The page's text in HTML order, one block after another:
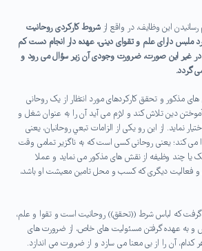
این وظایف، در واقع ازشروط کارکردی روحانیت
فرد ملبس دارای علم و تقوای دینی، عهده دار انجام دست کم
در غیر این صورت، ضرورت وجودی آن زیر سؤال می رود و
گردد.
مذکور و تحقق کارکردهای مورد انتظار از یک روحانی
دین تلاش کند و لازم می آید آن را به عنوان شغل و
نماید. از این رو یکی از الزامات تبعي روحانیان، یعنی
می کند؛ یعنی روحانی کسی است که به ناگزیر تمامی وقت
یا چند وظیفه از نقش های مذکور می نماید و عملا
فعالیت دیگری که کسب و محل تامین معیشت او باشد،
گرفت که لباس شرط ((تحقق)) روحانیت است و تقوا و علم،
به عهده گرفتن مسئولیت های خاص، از ضرورت های
آن را از بی معنا می سازد و از ضرورت می اندازد.